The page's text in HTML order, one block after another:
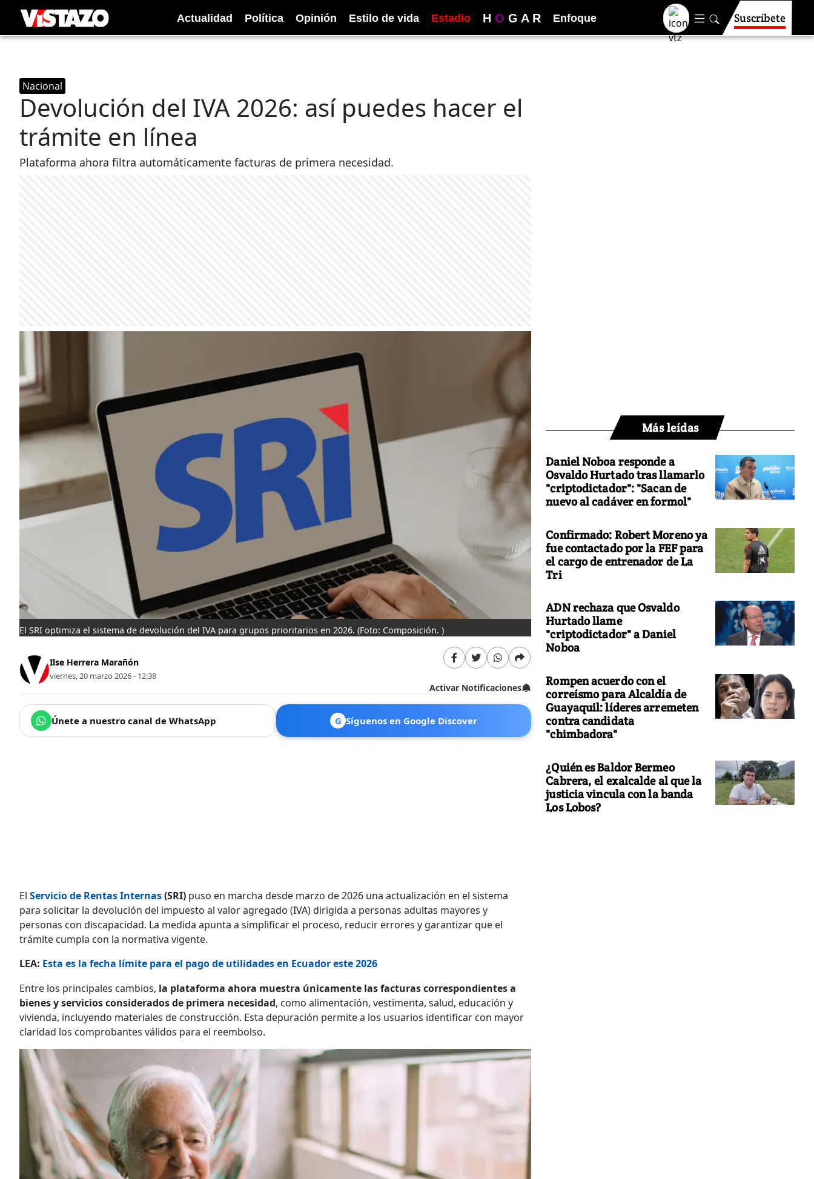
Actualidad Política Opinión Estilo de vida Estadio H O G A R Enfoque Suscríbete
Nacional
Devolución del IVA 2026: así puedes hacer el
trámite en línea
Plataforma ahora filtra automáticamente facturas de primera necesidad.
El SRI optimiza el sistema de devolución del IVA para grupos prioritarios en 2026. (Foto: Composición. )
Ilse Herrera Marañón
viernes, 20 marzo 2026 - 12:38
Activar Notificaciones
Únete a nuestro canal de WhatsApp G Síguenos en Google Discover
El Servicio de Rentas Internas(SRI) puso en marcha desde marzo de 2026 una actualización en el sistema
para solicitar la devolución del impuesto al valor agregado (IVA) dirigida a personas adultas mayores y
personas con discapacidad. La medida apunta a simplificar el proceso, reducir errores y garantizar que el
trámite cumpla con la normativa vigente.
LEA: Esta es la fecha límite para el pago de utilidades en Ecuador este 2026
Entre los principales cambios, la plataforma ahora muestra únicamente las facturas correspondientes a
bienes y servicios considerados de primera necesidad, como alimentación, vestimenta, salud, educación y
vivienda, incluyendo materiales de construcción. Esta depuración permite a los usuarios identificar con mayor
claridad los comprobantes válidos para el reembolso.
Más leídas
Daniel Noboa responde a
Osvaldo Hurtado tras llamarlo
"criptodictador": "Sacan de
nuevo al cadáver en formol"
Confirmado: Robert Moreno ya
fue contactado por la FEF para
el cargo de entrenador de La
Tri
ADN rechaza que Osvaldo
Hurtado llame
"criptodictador" a Daniel
Noboa
Rompen acuerdo con el
correísmo para Alcaldía de
Guayaquil: líderes arremeten
contra candidata
"chimbadora"
¿Quién es Baldor Bermeo
Cabrera, el exalcalde al que la
justicia vincula con la banda
Los Lobos?